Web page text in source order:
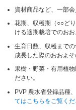
資材商品など、一部
花期、収穫期（○○ど
ける適期栽培でのおお
生育日数、収穫まで
成長した際のおおよ
果樹・野菜・有用植
ださい。
PVP 農水省登録品種
てはこちらをご覧くだ